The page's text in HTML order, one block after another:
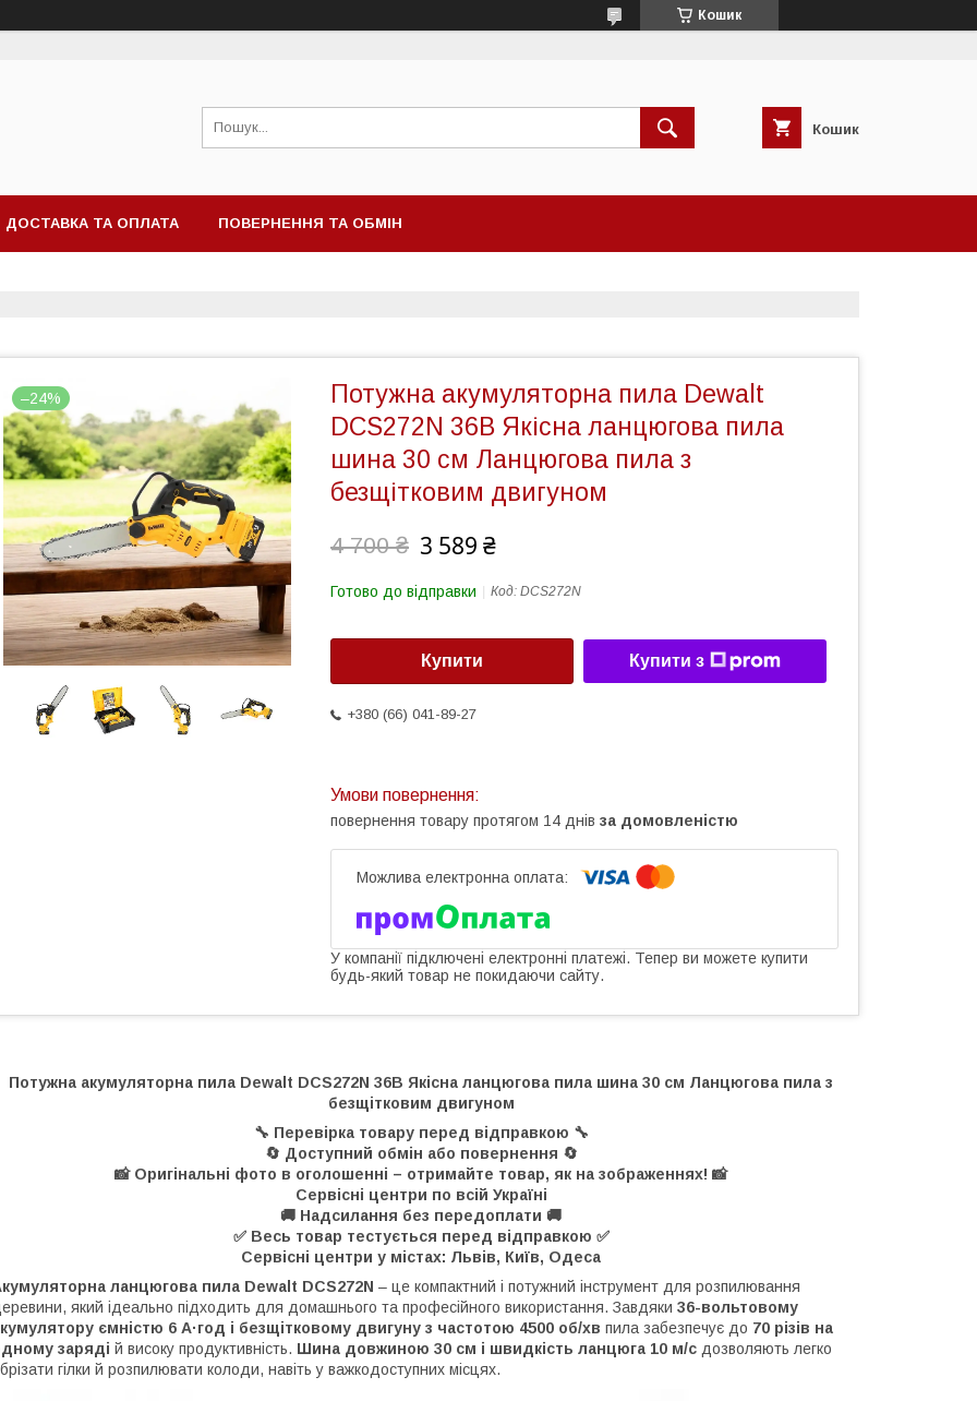
Кошик
Кошик
ДОСТАВКА ТА ОПЛАТА ПОВЕРНЕННЯ ТА ОБМІН
–24%
Потужна акумуляторна пила Dewalt
DCS272N 36В Якісна ланцюгова пила
шина 30 см Ланцюгова пила з
безщітковим двигуном
4 700 ₴ 3 589 ₴
Готово до відправки Код: DCS272N
Купити Купити з
+380 (66) 041-89-27
повернення товару протягом 14 днів за домовленістю
У компанії підключені електронні платежі. Тепер ви можете купити
будь-який товар не покидаючи сайту.
Потужна акумуляторна пила Dewalt DCS272N 36В Якісна ланцюгова пила шина 30 см Ланцюгова пила з
безщітковим двигуном
🔧 Перевірка товару перед відправкою 🔧
🔄 Доступний обмін або повернення 🔄
📸 Оригінальні фото в оголошенні – отримайте товар, як на зображеннях! 📸
Сервісні центри по всій Україні
🚚 Надсилання без передоплати 🚚
✅ Весь товар тестується перед відправкою ✅
Сервісні центри у містах: Львів, Київ, Одеса
ланцюгова пила Dewalt DCS272N – це компактний і потужний інструмент для розпилювання
який ідеально підходить для домашнього та професійного використання. Завдяки 36-вольтовому
ємністю 6 А·год і безщітковому двигуну з частотою 4500 об/хв пила забезпечує до 70 різів на
заряді й високу продуктивність. Шина довжиною 30 см і швидкість ланцюга 10 м/с дозволяють легко
гілки й розпилювати колоди, навіть у важкодоступних місцях.